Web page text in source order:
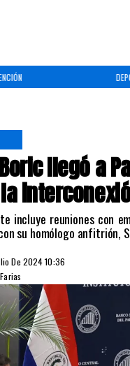
llegó a
incluye reuniones con
su homólogo anfitrión,
De 2024 10:36